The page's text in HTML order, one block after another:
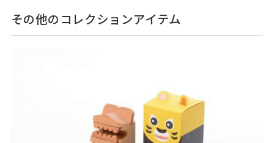
その他のコレクションアイテム